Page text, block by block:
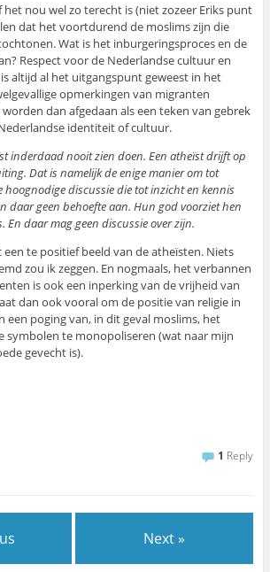
nou wel zo terecht is (niet zozeer Eriks punt
dat het voortdurend de moslims zijn die
Wat is het inburgeringsproces en de
Respect voor de Nederlandse cultuur en
altijd al het uitgangspunt geweest in het
opmerkingen van migranten
dan afgedaan als een teken van gebrek
identiteit of cultuur.
inderdaad nooit zien doen. Een atheïst drijft op
Dat is namelijk de enige manier om tot
hoognodige discussie die tot inzicht en kennis
daar geen behoefte aan. Hun god voorziet hen
En daar mag geen discussie over zijn.
een te positief beeld van de atheïsten. Niets
zou ik zeggen. En nogmaals, het verbannen
is ook een inperking van de vrijheid van
dan ook vooral om de positie van religie in
een poging van, in dit geval moslims, het
symbolen te monopoliseren (wat naar mijn
gevecht is).
1 Reply
Next »